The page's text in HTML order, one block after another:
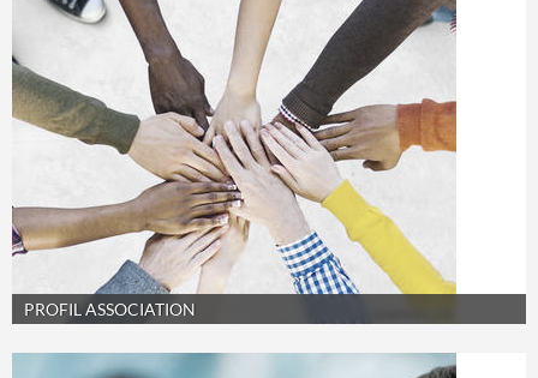
PROFIL ASSOCIATION